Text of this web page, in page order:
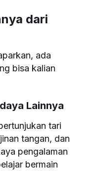
dari
ada
bisa kalian
Lainnya
tari
tangan, dan
pengalaman
bermain